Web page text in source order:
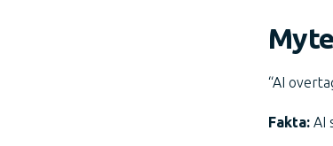
“AI
Fakta: AI